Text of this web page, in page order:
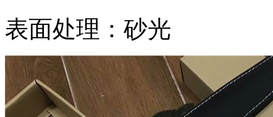
表面处理：砂光